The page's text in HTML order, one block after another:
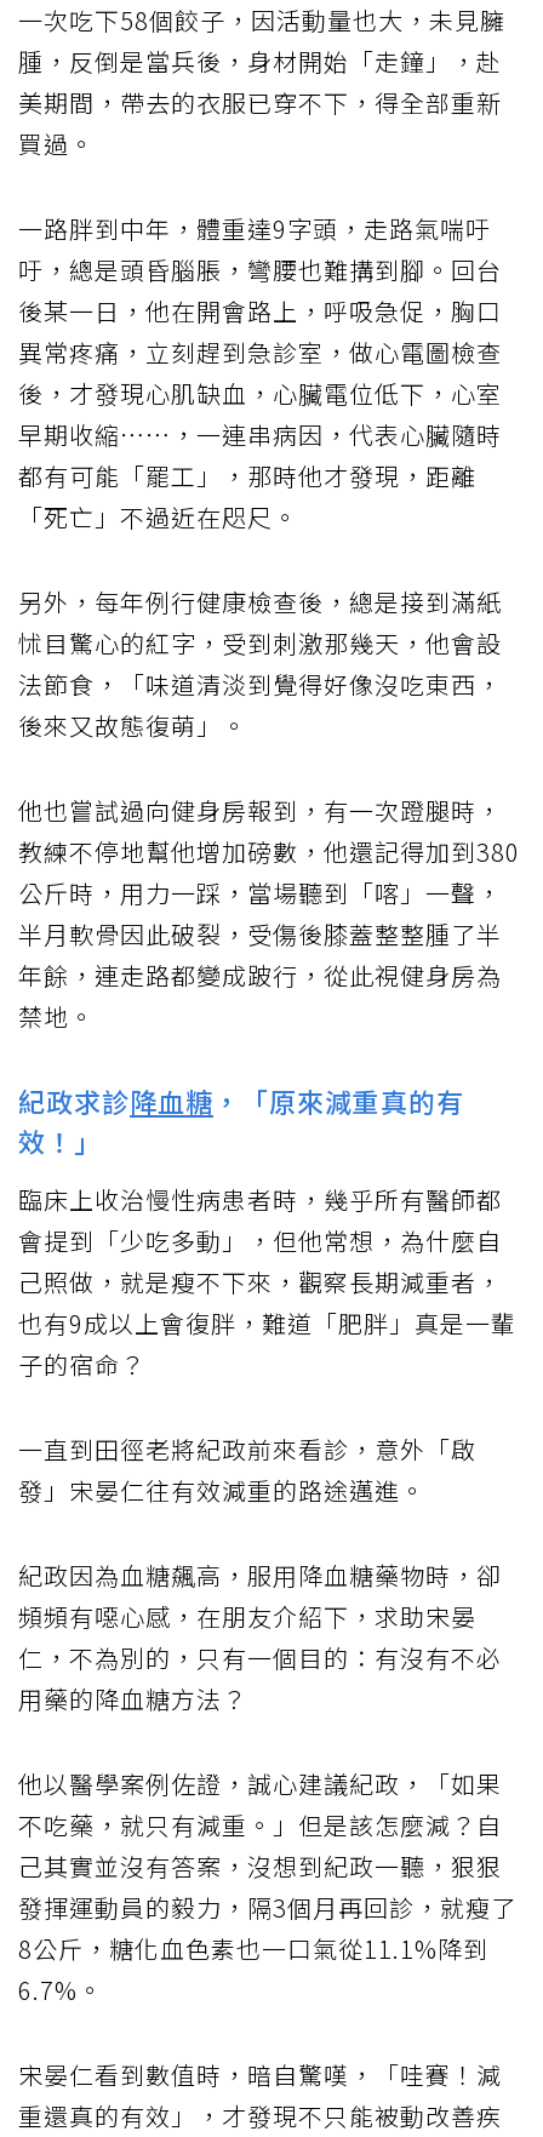
一次吃下58個餃子，因活動量也大，未見臃
腫，反倒是當兵後，身材開始「走鐘」，赴
美期間，帶去的衣服已穿不下，得全部重新
買過。
一路胖到中年，體重達9字頭，走路氣喘吁
吁，總是頭昏腦脹，彎腰也難搆到腳。回台
後某一日，他在開會路上，呼吸急促，胸口
異常疼痛，立刻趕到急診室，做心電圖檢查
後，才發現心肌缺血，心臟電位低下，心室
早期收縮⋯⋯，一連串病因，代表心臟隨時
都有可能「罷工」，那時他才發現，距離
「死亡」不過近在咫尺。
另外，每年例行健康檢查後，總是接到滿紙
怵目驚心的紅字，受到刺激那幾天，他會設
法節食，「味道清淡到覺得好像沒吃東西，
後來又故態復萌」。
他也嘗試過向健身房報到，有一次蹬腿時，
教練不停地幫他增加磅數，他還記得加到380
公斤時，用力一踩，當場聽到「喀」一聲，
半月軟骨因此破裂，受傷後膝蓋整整腫了半
年餘，連走路都變成跛行，從此視健身房為
禁地。
紀政求診降血糖 ，「原來減重真的有
效！」
臨床上收治慢性病患者時，幾乎所有醫師都
會提到「少吃多動」，但他常想，為什麼自
己照做，就是瘦不下來，觀察長期減重者，
也有9成以上會復胖，難道「肥胖」真是一輩
子的宿命？
一直到田徑老將紀政前來看診，意外「啟
發」宋晏仁往有效減重的路途邁進。
紀政因為血糖飆高，服用降血糖藥物時，卻
頻頻有噁心感，在朋友介紹下，求助宋晏
仁，不為別的，只有一個目的：有沒有不必
用藥的降血糖方法？
他以醫學案例佐證，誠心建議紀政，「如果
不吃藥，就只有減重。」但是該怎麼減？自
己其實並沒有答案，沒想到紀政一聽，狠狠
發揮運動員的毅力，隔3個月再回診，就瘦了
8公斤，糖化血色素也一口氣從11.1%降到
6.7%。
宋晏仁看到數值時，暗自驚嘆，「哇賽！減
重還真的有效」，才發現不只能被動改善疾